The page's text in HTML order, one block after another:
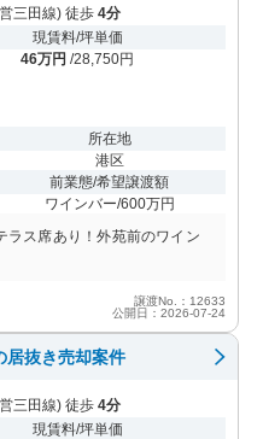
三田線) 徒歩 4分
現賃料/坪単価
46万円 /28,750円
所在地
港区
前業態/希望譲渡額
ワインバー/600万円
ラス席あり！外苑前のワイン
譲渡No.：12633
公開日：2026-07-24
居抜き売却案件
三田線) 徒歩 4分
現賃料/坪単価